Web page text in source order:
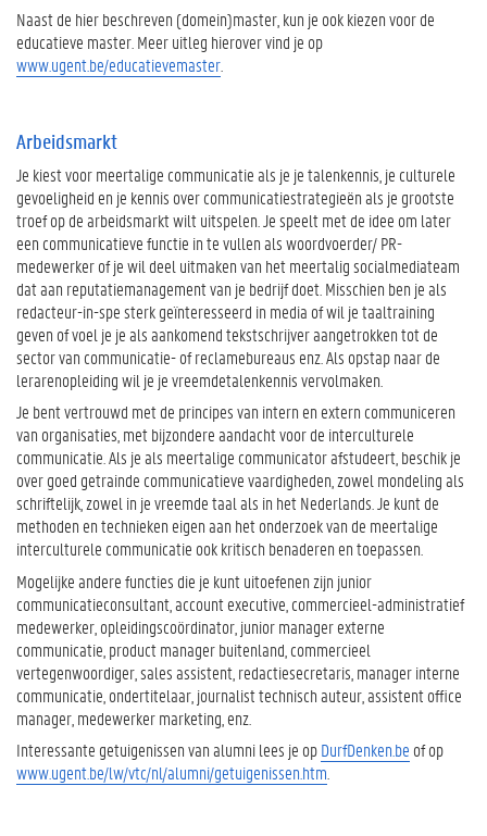
Naast de hier beschreven (domein)master, kun je ook kiezen voor de
educatieve master. Meer uitleg hierover vind je op
www.ugent.be/educatievemaster
Arbeidsmarkt
Je kiest voor meertalige communicatie als je je talenkennis, je culturele
gevoeligheid en je kennis over communicatiestrategieën als je grootste
troef op de arbeidsmarkt wilt uitspelen. Je speelt met de idee om later
een communicatieve functie in te vullen als woordvoerder/ PR-
medewerker of je wil deel uitmaken van het meertalig socialmediateam
dat aan reputatiemanagement van je bedrijf doet. Misschien ben je als
redacteur-in-spe sterk geïnteresseerd in media of wil je taaltraining
geven of voel je je als aankomend tekstschrijver aangetrokken tot de
sector van communicatie- of reclamebureaus enz. Als opstap naar de
lerarenopleiding wil je je vreemdetalenkennis vervolmaken.
Je bent vertrouwd met de principes van intern en extern communiceren
van organisaties, met bijzondere aandacht voor de interculturele
communicatie. Als je als meertalige communicator afstudeert, beschik je
over goed getrainde communicatieve vaardigheden, zowel mondeling als
schriftelijk, zowel in je vreemde taal als in het Nederlands. Je kunt de
methoden en technieken eigen aan het onderzoek van de meertalige
interculturele communicatie ook kritisch benaderen en toepassen.
Mogelijke andere functies die je kunt uitoefenen zijn junior
communicatieconsultant, account executive, commercieel-administratief
medewerker, opleidingscoördinator, junior manager externe
communicatie, product manager buitenland, commercieel
vertegenwoordiger, sales assistent, redactiesecretaris, manager interne
communicatie, ondertitelaar, journalist technisch auteur, assistent office
manager, medewerker marketing, enz.
Interessante getuigenissen van alumni lees je opDurfDenken.be of op
www.ugent.be/lw/vtc/nl/alumni/getuigenissen.htm